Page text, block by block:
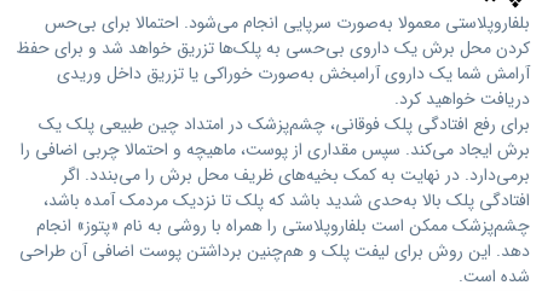
بلفاروپلاستی معمولا به‌صورت سرپایی انجام می‌شود. احتمالا برای بی‌حس
کردن محل برش یک داروی بی‌حسی به پلک‌ها تزریق خواهد شد و برای حفظ
آرامش شما یک داروی آرامبخش به‌صورت خوراکی یا تزریق داخل وریدی
دریافت خواهید کرد.
برای رفع افتادگی پلک فوقانی، چشم‌پزشک در امتداد چین طبیعی پلک یک
برش ایجاد می‌کند. سپس مقداری از پوست، ماهیچه و احتمالا چربی اضافی را
برمی‌دارد. در نهایت به کمک بخیه‌های ظریف محل برش را می‌بندد. اگر
افتادگی پلک بالا به‌حدی شدید باشد که پلک تا نزدیک مردمک آمده باشد،
چشم‌پزشک ممکن است بلفاروپلاستی را همراه با روشی به نام «پتوز» انجام
دهد. این روش برای لیفت پلک و هم‌چنین برداشتن پوست اضافی آن طراحی
شده است.